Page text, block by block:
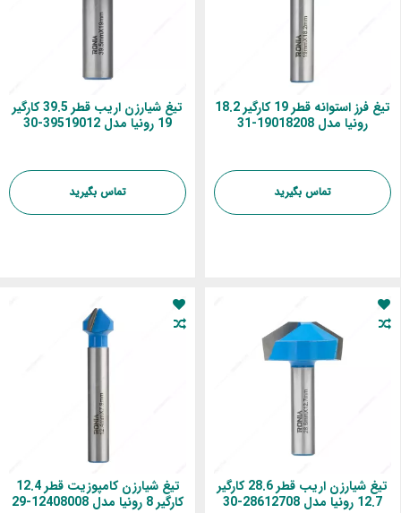
تیغ فرز استوانه قطر 19 کارگیر 18.2
رونیا مدل 19018208-31
تماس بگیرید
تیغ شیارزن اریب قطر 39.5 کارگیر
19 رونیا مدل 39519012-30
تماس بگیرید
تیغ شیارزن اریب قطر 28.6 کارگیر
12.7 رونیا مدل 28612708-30
تیغ شیارزن کامپوزیت قطر 12.4
کارگیر 8 رونیا مدل 12408008-29